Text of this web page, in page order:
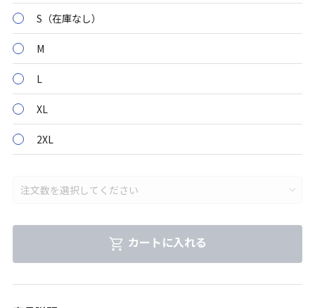
S（在庫なし）
M
L
XL
2XL
カートに入れる